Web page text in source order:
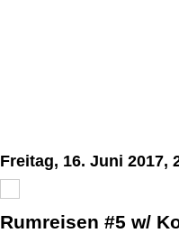
Freitag, 16. Juni 2017,
Rumreisen #5 w/